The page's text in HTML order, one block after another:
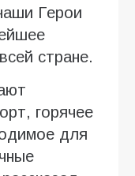
Герои
стране.
горячее
для